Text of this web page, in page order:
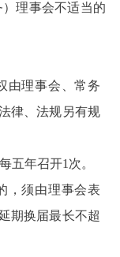
）理事会不适当的
由理事会、常务
律、法规另有规
五年召开1次。
，须由理事会表
期换届最长不超